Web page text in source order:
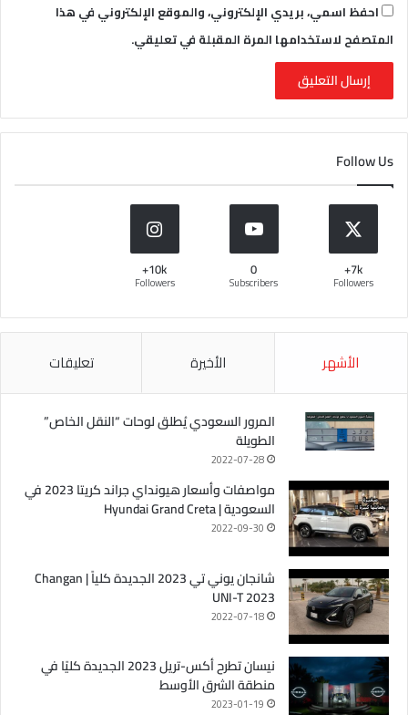
احفظ اسمي، بريدي الإلكتروني، والموقع الإلكتروني في هذا
المتصفح لاستخدامها المرة المقبلة في تعليقي.
Follow Us
7k+
Followers
0
Subscribers
10k+
Followers
الأشهر الأخيرة تعليقات
المرور السعودي يُطلق لوحات “النقل الخاص”
الطويلة
2022-07-28
مواصفات وأسعار هيونداي جراند كريتا 2023 في
السعودية | Hyundai Grand Creta
2022-09-30
شانجان يوني تي 2023 الجديدة كلياً | Changan
UNI-T 2023
2022-07-18
نيسان تطرح أكس-تريل 2023 الجديدة كليًا في
منطقة الشرق الأوسط
2023-01-19